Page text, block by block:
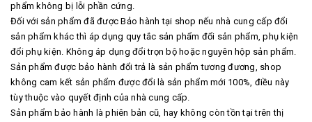
phẩm không bị lỗi phần cứng.
Đối với sản phẩm đã được Bảo hành tại shop nếu nhà cung cấp đổi
sản phẩm khác thì áp dụng quy tắc sản phẩm đổi sản phẩm, phụ kiện
đổi phụ kiện. Không áp dụng đổi trọn bộ hoặc nguyên hộp sản phẩm.
Sản phẩm được bảo hành đổi trả là sản phẩm tương đương, shop
không cam kết sản phẩm được đổi là sản phẩm mới 100%, điều này
tùy thuộc vào quyết định của nhà cung cấp.
Sản phẩm bảo hành là phiên bản cũ, hay không còn tồn tại trên thị